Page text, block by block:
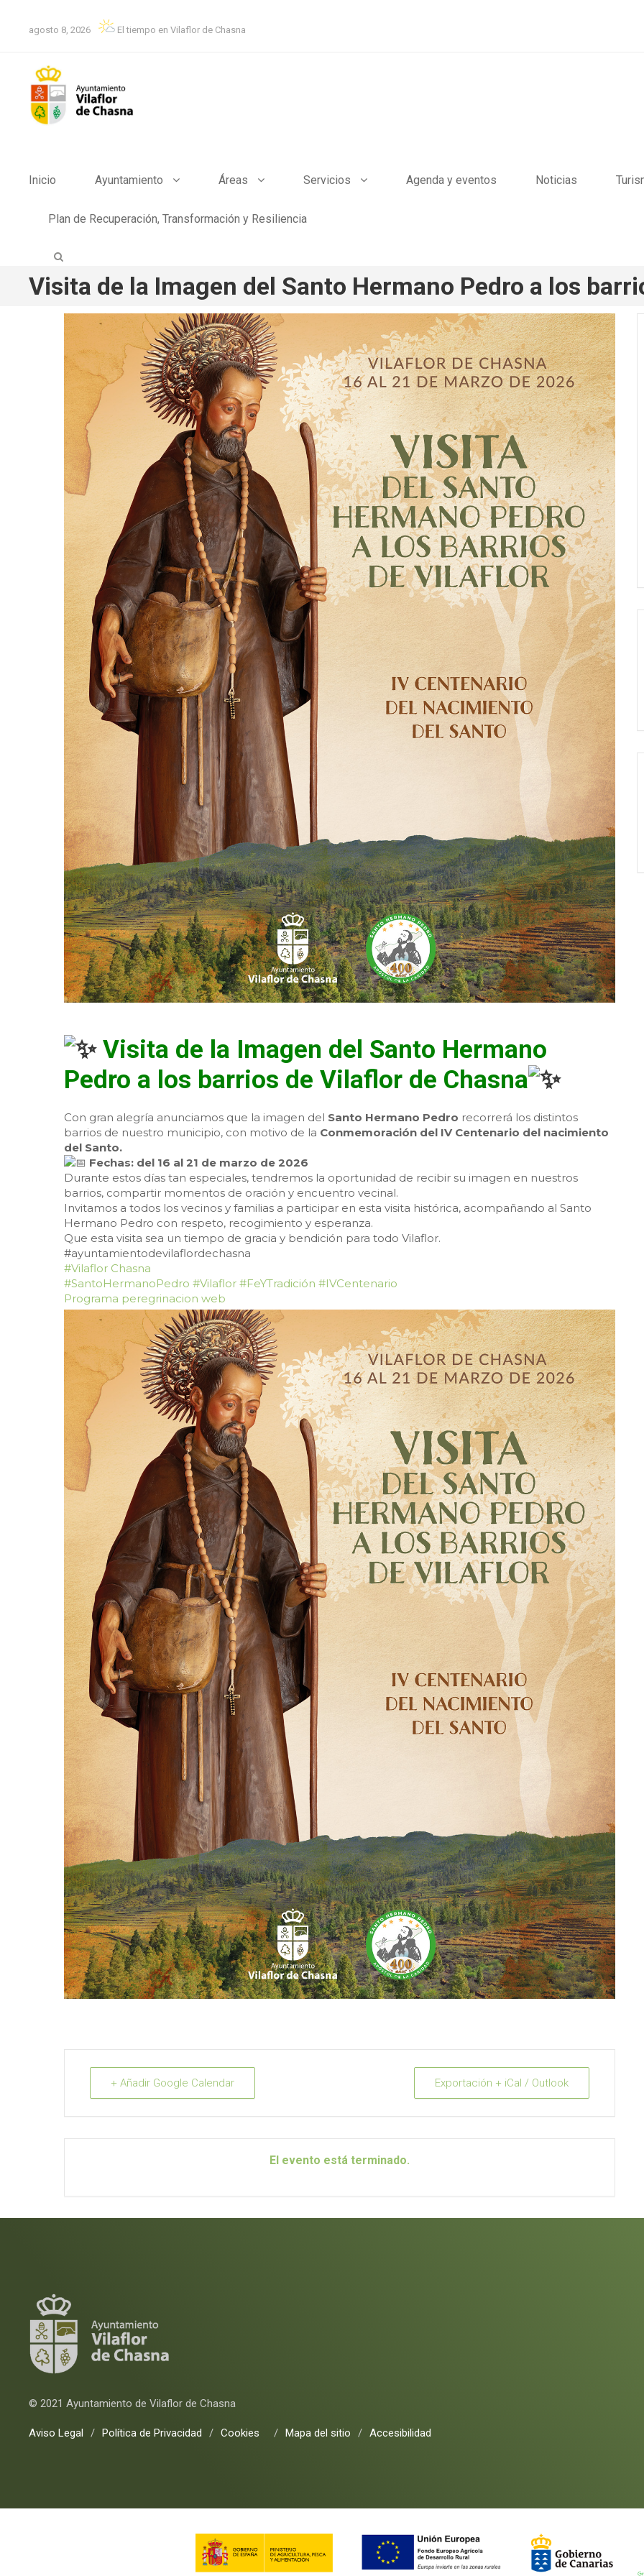
agosto 8, 2026 El tiempo en Vilaflor de Chasna
Inicio Ayuntamiento Áreas Servicios Agenda y eventos Noticias
Plan de Recuperación, Transformación y Resiliencia
Visita de la Imagen del Santo Hermano Pedro a los
Visita de la Imagen del Santo Hermano
Pedro a los barrios de Vilaflor de Chasna
Con gran alegría anunciamos que la imagen del Santo Hermano Pedro recorrerá los distintos
barrios de nuestro municipio, con motivo de la Conmemoración del IV Centenario del nacimiento
del Santo.
Fechas: del 16 al 21 de marzo de 2026
Durante estos días tan especiales, tendremos la oportunidad de recibir su imagen en nuestros
barrios, compartir momentos de oración y encuentro vecinal.
Invitamos a todos los vecinos y familias a participar en esta visita histórica, acompañando al Santo
Hermano Pedro con respeto, recogimiento y esperanza.
Que esta visita sea un tiempo de gracia y bendición para todo Vilaflor.
#ayuntamientodevilaflordechasna
#Vilaflor Chasna
#SantoHermanoPedro #Vilaflor #FeYTradición #IVCentenario
Programa peregrinacion web
+ Añadir Google Calendar Exportación + iCal / Outlook
El evento está terminado.
© 2021 Ayuntamiento de Vilaflor de Chasna
Aviso Legal / Política de Privacidad / Cookies / Mapa del sitio / Accesibilidad